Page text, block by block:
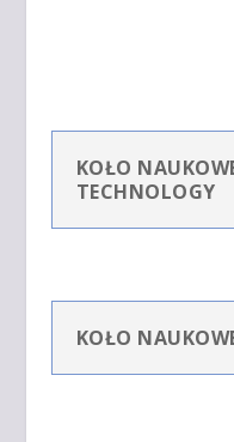
KOŁO
TECHNOLOGY
KOŁO